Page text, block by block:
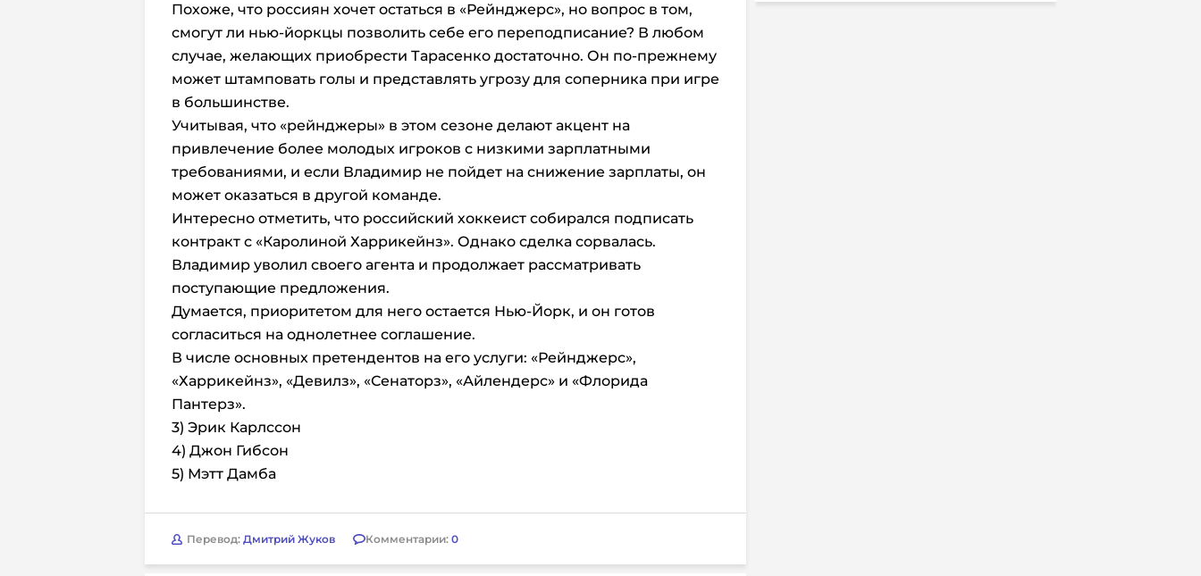
Похоже, что россиян хочет остаться в «Рейнджерс», но вопрос в том,
смогут ли нью-йоркцы позволить себе его переподписание? В любом
случае, желающих приобрести Тарасенко достаточно. Он по-прежнему
может штамповать голы и представлять угрозу для соперника при игре
в большинстве.
Учитывая, что «рейнджеры» в этом сезоне делают акцент на
привлечение более молодых игроков с низкими зарплатными
требованиями, и если Владимир не пойдет на снижение зарплаты, он
может оказаться в другой команде.
Интересно отметить, что российский хоккеист собирался подписать
контракт с «Каролиной Харрикейнз». Однако сделка сорвалась.
Владимир уволил своего агента и продолжает рассматривать
поступающие предложения.
Думается, приоритетом для него остается Нью-Йорк, и он готов
согласиться на однолетнее соглашение.
В числе основных претендентов на его услуги: «Рейнджерс»,
«Харрикейнз», «Девилз», «Сенаторз», «Айлендерс» и «Флорида
Пантерз».
3) Эрик Карлссон
4) Джон Гибсон
5) Мэтт Дамба
Перевод: Дмитрий Жуков Комментарии: 0